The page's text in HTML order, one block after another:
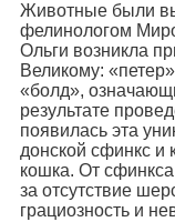
Животные были
фелинологом
Ольги возникла
Великому:
«болд»,
результате
появилась эта
донской сфинкс и
кошка. От
за отсутствие
грациозность и